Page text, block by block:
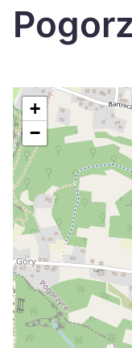
Italiano
Português
Suomi
Україна
Zamknij
+
−